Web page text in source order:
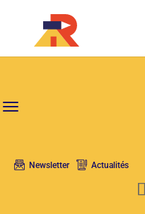
navigation
Newsletter Actualités